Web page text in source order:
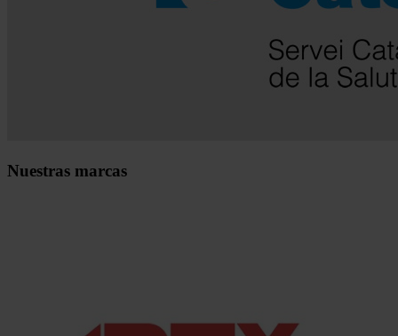
Nuestras marcas